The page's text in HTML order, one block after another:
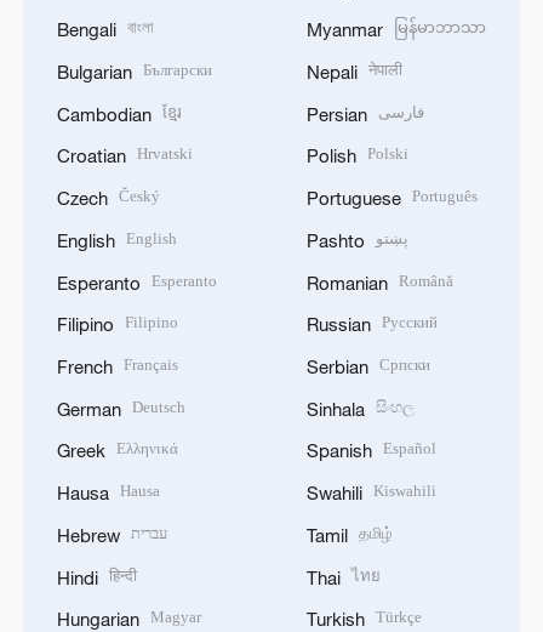
Bengali বাংলা
Bulgarian Български
Cambodian ខ្មែរ
Croatian Hrvatski
Czech Český
English English
Esperanto Esperanto
Filipino Filipino
French Français
German Deutsch
Greek Ελληνικά
Hausa Hausa
Hebrew עברית
Hindi हिन्दी
Hungarian Magyar
Myanmar မြန်မာဘာသာ
Nepali नेपाली
Persian فارسی
Polish Polski
Portuguese Português
Pashto پښتو
Romanian Română
Russian Русский
Serbian Српски
Sinhala සිංහල
Spanish Español
Swahili Kiswahili
Tamil தமிழ்
Thai ไทย
Turkish Türkçe